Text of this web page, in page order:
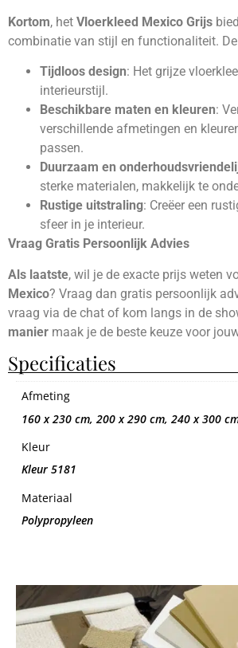
Kortom, het Vloerkleed Mexico Grijs
combinatie van stijl en functionaliteit.
Tijdloos design: Het grijze
interieurstijl.
Beschikbare maten en kleuren:
verschillende afmetingen en
passen.
Duurzaam en
sterke materialen, makkelijk te
Rustige uitstraling: Creëer een
sfeer in je interieur.
Vraag Gratis Persoonlijk Advies
Als laatste, wil je de exacte prijs weten
Mexico? Vraag dan gratis persoonlijk
vraag via de chat of kom langs in de
manier maak je de beste keuze voor
Specificaties
Afmeting
160 x 230 cm, 200 x 290 cm, 240 x 300
Kleur
Kleur 5181
Materiaal
Polypropyleen